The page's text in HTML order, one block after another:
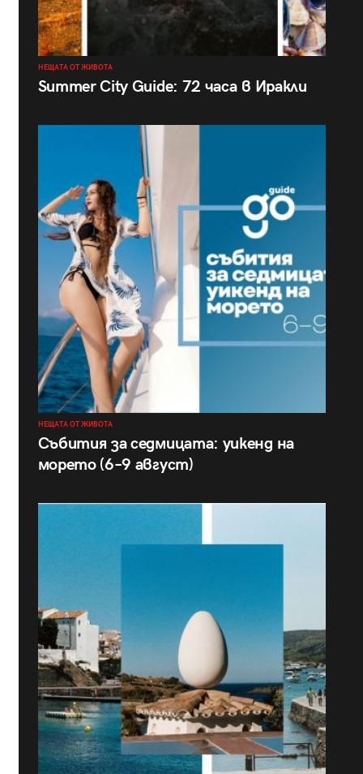
НЕЩАТА ОТ ЖИВОТА
Summer City Guide: 72 часа в Иракли
НЕЩАТА ОТ ЖИВОТА
Събития за седмицата: уикенд на
морето (6–9 август)